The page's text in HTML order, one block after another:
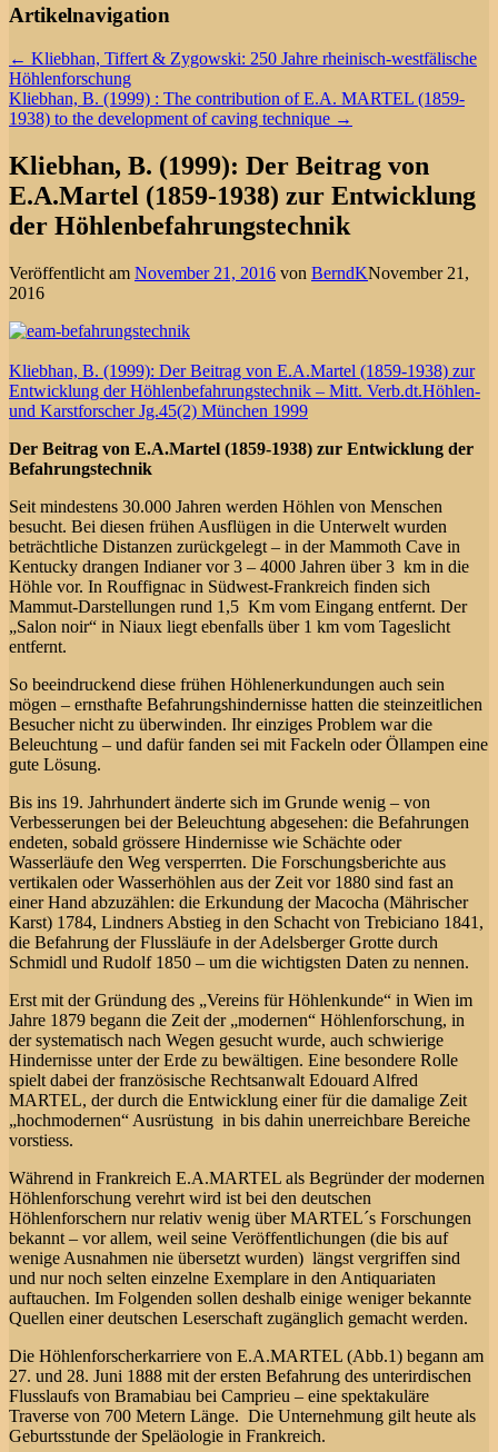
Artikelnavigation
← Kliebhan, Tiffert & Zygowski: 250 Jahre rheinisch-westfälische
Höhlenforschung
Kliebhan, B. (1999) : The contribution of E.A. MARTEL (1859-
1938) to the development of caving technique →
Kliebhan, B. (1999): Der Beitrag von
E.A.Martel (1859-1938) zur Entwicklung
der Höhlenbefahrungstechnik
Veröffentlicht am November 21, 2016 von BerndKNovember 21,
2016
Kliebhan, B. (1999): Der Beitrag von E.A.Martel (1859-1938) zur
Entwicklung der Höhlenbefahrungstechnik – Mitt. Verb.dt.Höhlen-
und Karstforscher Jg.45(2) München 1999
Der Beitrag von E.A.Martel (1859-1938) zur Entwicklung der
Befahrungstechnik
Seit mindestens 30.000 Jahren werden Höhlen von Menschen
besucht. Bei diesen frühen Ausflügen in die Unterwelt wurden
beträchtliche Distanzen zurückgelegt – in der Mammoth Cave in
Kentucky drangen Indianer vor 3 – 4000 Jahren über 3 km in die
Höhle vor. In Rouffignac in Südwest-Frankreich finden sich
Mammut-Darstellungen rund 1,5 Km vom Eingang entfernt. Der
„Salon noir“ in Niaux liegt ebenfalls über 1 km vom Tageslicht
entfernt.
So beeindruckend diese frühen Höhlenerkundungen auch sein
mögen – ernsthafte Befahrungshindernisse hatten die steinzeitlichen
Besucher nicht zu überwinden. Ihr einziges Problem war die
Beleuchtung – und dafür fanden sei mit Fackeln oder Öllampen eine
gute Lösung.
Bis ins 19. Jahrhundert änderte sich im Grunde wenig – von
Verbesserungen bei der Beleuchtung abgesehen: die Befahrungen
endeten, sobald grössere Hindernisse wie Schächte oder
Wasserläufe den Weg versperrten. Die Forschungsberichte aus
vertikalen oder Wasserhöhlen aus der Zeit vor 1880 sind fast an
einer Hand abzuzählen: die Erkundung der Macocha (Mährischer
Karst) 1784, Lindners Abstieg in den Schacht von Trebiciano 1841,
die Befahrung der Flussläufe in der Adelsberger Grotte durch
Schmidl und Rudolf 1850 – um die wichtigsten Daten zu nennen.
Erst mit der Gründung des „Vereins für Höhlenkunde“ in Wien im
Jahre 1879 begann die Zeit der „modernen“ Höhlenforschung, in
der systematisch nach Wegen gesucht wurde, auch schwierige
Hindernisse unter der Erde zu bewältigen. Eine besondere Rolle
spielt dabei der französische Rechtsanwalt Edouard Alfred
MARTEL, der durch die Entwicklung einer für die damalige Zeit
„hochmodernen“ Ausrüstung in bis dahin unerreichbare Bereiche
vorstiess.
Während in Frankreich E.A.MARTEL als Begründer der modernen
Höhlenforschung verehrt wird ist bei den deutschen
Höhlenforschern nur relativ wenig über MARTEL´s Forschungen
bekannt – vor allem, weil seine Veröffentlichungen (die bis auf
wenige Ausnahmen nie übersetzt wurden) längst vergriffen sind
und nur noch selten einzelne Exemplare in den Antiquariaten
auftauchen. Im Folgenden sollen deshalb einige weniger bekannte
Quellen einer deutschen Leserschaft zugänglich gemacht werden.
Die Höhlenforscherkarriere von E.A.MARTEL (Abb.1) begann am
27. und 28. Juni 1888 mit der ersten Befahrung des unterirdischen
Flusslaufs von Bramabiau bei Camprieu – eine spektakuläre
Traverse von 700 Metern Länge. Die Unternehmung gilt heute als
Geburtsstunde der Speläologie in Frankreich.